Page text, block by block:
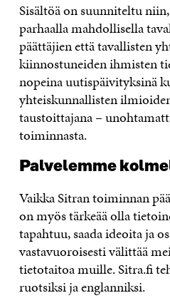
Sisältöä on suunniteltu niin,
parhaalla mahdollisella
päättäjien että tavallisten
kiinnostuneiden ihmisten
nopeina uutispäivityksinä
yhteiskunnallisten
taustoittajana –
toiminnasta.
Palvelemme
Vaikka Sitran toiminnan
on myös tärkeää olla
tapahtuu, saada ideoita ja
vastavuoroisesti välittää
tietotaitoa muille. Sitra.fi
ruotsiksi ja englanniksi.